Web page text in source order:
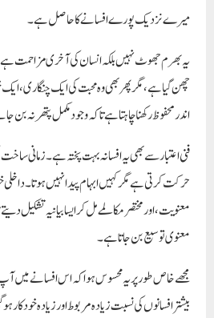
میرے نزدیک پورے افسانے کا حاصل ہے۔
یہ بھرم جھوٹ نہیں بلکہ انسان کی آخری مزاحمت
چھن گیا ہے، مگر پھر بھی وہ محبت کی ایک چنگاری،
اندر محفوظ رکھنا چاہتا ہے تاکہ وجود مکمل پتھر نہ بن
فنی اعتبار سے بھی یہ افسانہ بہت پختہ ہے۔ زمانی
حرکت کرتی ہے مگر کہیں ابہام پیدا نہیں ہوتا۔ داخلی
معنویت، اور مختصر مکالمے مل کر ایسا بیانیہ تشکیل
معنوی توسیع بن جاتا ہے۔
مجھے خاص طور پر یہ محسوس ہوا کہ اس افسانے میں
بیشتر افسانوں کی نسبت زیادہ مربوط اور زیادہ